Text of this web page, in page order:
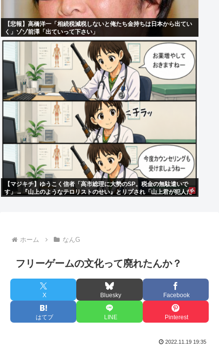
【悲報】高橋洋一「相続税減税しないと俺たち金持ちは日本から出てい
く」ゾゾ前澤「出ていって下さい」
【マジキチ】ゆうこく信者「高市総理に大勢のSP。税金の無駄遣いで
す」→『山上のようなテロリストのせい』とリプされ「山上君が犯人だ
ホーム なんG
フリーゲームの文化って廃れたんか？
X Bluesky Facebook
はてブ LINE Pinterest
2022.11.19 19:35